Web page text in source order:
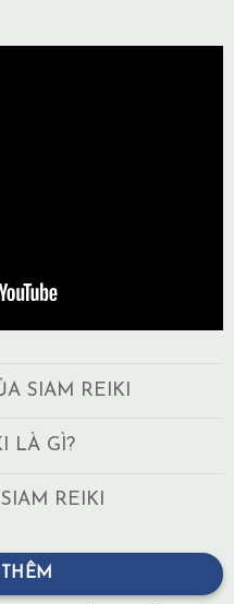
SIAM REIKI
LÀ GÌ?
REIKI